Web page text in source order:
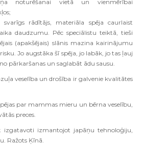
noturēšanai vietā un vienmērībai
svarīgs rādītājs, materiāla spēja caurlaist
daudzumu. Pēc speciālistu teiktā, tieši
(apakšējais) slānis mazina kairinājumu
Jo augstāka šī spēja, jo labāk, jo tas ļauj
pārkaršanas un saglabāt ādu sausu.
veselība un drošība ir galvenie kvalitātes
par mammas mieru un bērna veselību,
preces.
izmantojot japāņu tehnoloģiju,
Ražots Ķīnā.